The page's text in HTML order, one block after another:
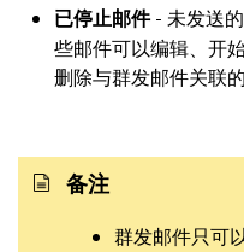
已停止邮件- 未发送
些邮件可以编辑、开
删除与群发邮件关联
备注
群发邮件只可